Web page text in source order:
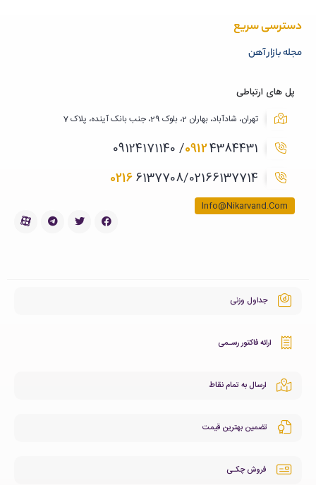
دسترسی سریع
مجله بازار آهن
پل های ارتباطی
تهران، شادآباد، بهاران 2، بلوک 29، جنب بانک آینده، پلاک 7
09124384431/ 09124171140
02166137708/02166137714
Info@Nikarvand.Com
جداول وزنی
ارائه فاکتور رسـمی
ارسال به تمام نقاط
تضمین بهترین قیمت
فروش چکـی